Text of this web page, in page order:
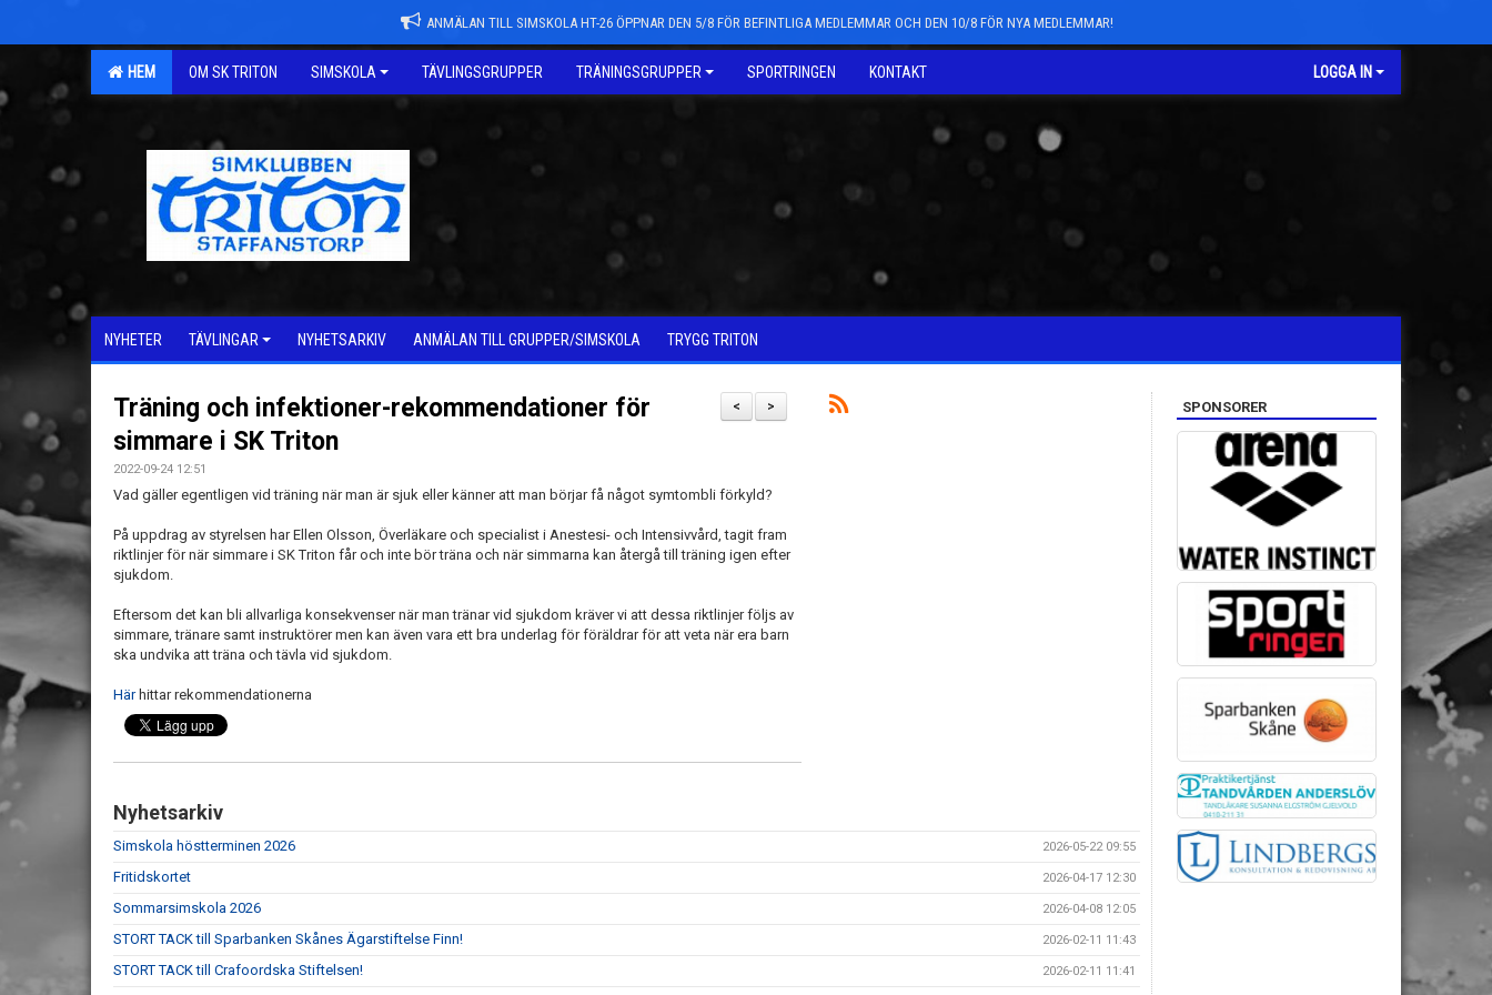
ANMÄLAN TILL SIMSKOLA HT-26 ÖPPNAR DEN 5/8 FÖR BEFINTLIGA MEDLEMMAR OCH DEN 10/8 FÖR NYA MEDLEMMAR!
HEM OM SK TRITON SIMSKOLA TÄVLINGSGRUPPER TRÄNINGSGRUPPER SPORTRINGEN KONTAKT LOGGA IN
NYHETER TÄVLINGAR NYHETSARKIV ANMÄLAN TILL GRUPPER/SIMSKOLA TRYGG TRITON
>
<
Träning och infektioner-rekommendationer för
simmare i SK Triton
2022-09-24 12:51
Vad gäller egentligen vid träning när man är sjuk eller känner att man börjar få något symtombli förkyld?
På uppdrag av styrelsen har Ellen Olsson, Överläkare och specialist i Anestesi- och Intensivvård, tagit fram
riktlinjer för när simmare i SK Triton får och inte bör träna och när simmarna kan återgå till träning igen efter
sjukdom.
Eftersom det kan bli allvarliga konsekvenser när man tränar vid sjukdom kräver vi att dessa riktlinjer följs av
simmare, tränare samt instruktörer men kan även vara ett bra underlag för föräldrar för att veta när era barn
ska undvika att träna och tävla vid sjukdom.
Härhittar rekommendationerna
Nyhetsarkiv
Simskola höstterminen 2026 2026-05-22 09:55
Fritidskortet 2026-04-17 12:30
Sommarsimskola 2026 2026-04-08 12:05
STORT TACK till Sparbanken Skånes Ägarstiftelse Finn! 2026-02-11 11:43
STORT TACK till Crafoordska Stiftelsen! 2026-02-11 11:41
SPONSORER